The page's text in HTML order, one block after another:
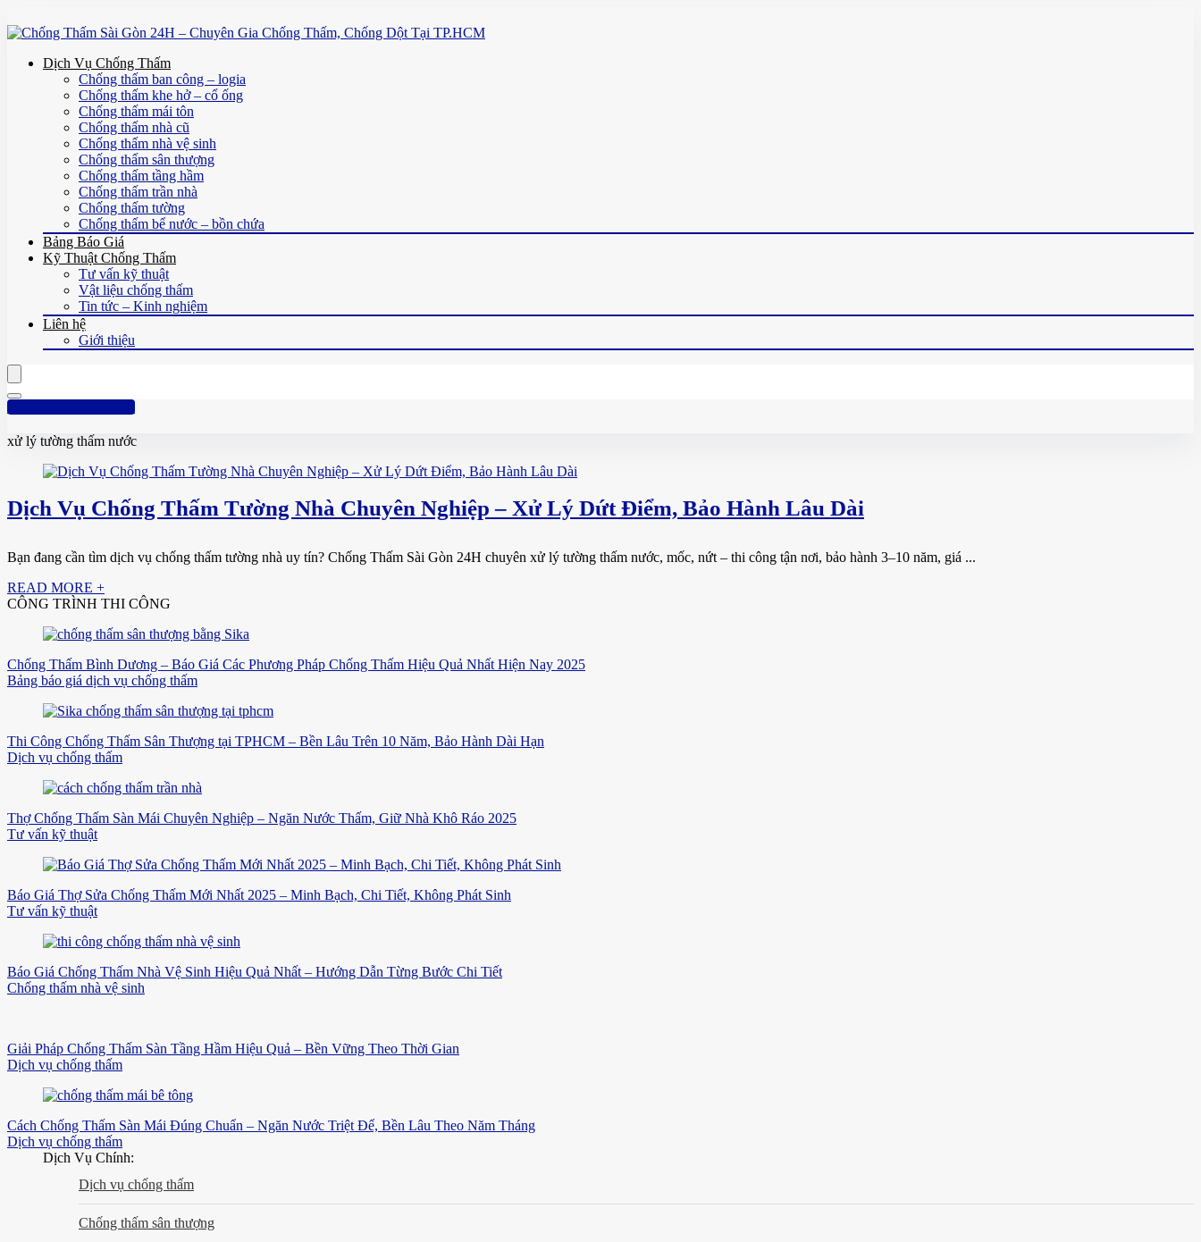
Dịch Vụ Chống Thấm
Chống thấm ban công – logia
Chống thấm khe hở – cổ ống
Chống thấm mái tôn
Chống thấm nhà cũ
Chống thấm nhà vệ sinh
Chống thấm sân thượng
Chống thấm tầng hầm
Chống thấm trần nhà
Chống thấm tường
Chống thấm bể nước – bồn chứa
Bảng Báo Giá
Kỹ Thuật Chống Thấm
Tư vấn kỹ thuật
Vật liệu chống thấm
Tin tức – Kinh nghiệm
Liên hệ
Giới thiệu
Hotline: 0961 894 472
xử lý tường thấm nước
Dịch Vụ Chống Thấm Tường Nhà Chuyên Nghiệp – Xử Lý Dứt Điểm, Bảo Hành Lâu Dài
Bạn đang cần tìm dịch vụ chống thấm tường nhà uy tín? Chống Thấm Sài Gòn 24H chuyên xử lý tường thấm nước, mốc, nứt – thi công tận nơi, bảo hành 3–10 năm, giá ...
READ MORE +
CÔNG TRÌNH THI CÔNG
Chống Thấm Bình Dương – Báo Giá Các Phương Pháp Chống Thấm Hiệu Quả Nhất Hiện Nay 2025
Bảng báo giá dịch vụ chống thấm
Thi Công Chống Thấm Sân Thượng tại TPHCM – Bền Lâu Trên 10 Năm, Bảo Hành Dài Hạn
Dịch vụ chống thấm
Thợ Chống Thấm Sàn Mái Chuyên Nghiệp – Ngăn Nước Thấm, Giữ Nhà Khô Ráo 2025
Tư vấn kỹ thuật
Báo Giá Thợ Sửa Chống Thấm Mới Nhất 2025 – Minh Bạch, Chi Tiết, Không Phát Sinh
Tư vấn kỹ thuật
Báo Giá Chống Thấm Nhà Vệ Sinh Hiệu Quả Nhất – Hướng Dẫn Từng Bước Chi Tiết
Chống thấm nhà vệ sinh
Giải Pháp Chống Thấm Sàn Tầng Hầm Hiệu Quả – Bền Vững Theo Thời Gian
Dịch vụ chống thấm
Cách Chống Thấm Sàn Mái Đúng Chuẩn – Ngăn Nước Triệt Để, Bền Lâu Theo Năm Tháng
Dịch vụ chống thấm
Dịch Vụ Chính:
Dịch vụ chống thấm
Chống thấm sân thượng